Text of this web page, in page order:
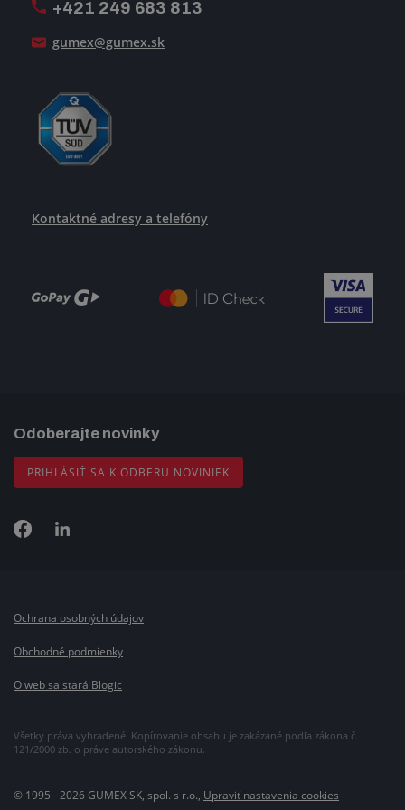
+421 249 683 813
gumex@gumex.sk
Kontaktné adresy a telefóny
Odoberajte novinky
PRIHLÁSIŤ SA K ODBERU NOVINIEK
Všetky práva vyhradené. Kopírovanie obsahu je zakázané podľa zákona č.
121/2000 zb. o práve autorského zákonu.
Ochrana osobných údajov
Obchodné podmienky
O web sa stará Blogic
© 1995 - 2026 GUMEX SK, spol. s r.o., Upraviť nastavenia cookies